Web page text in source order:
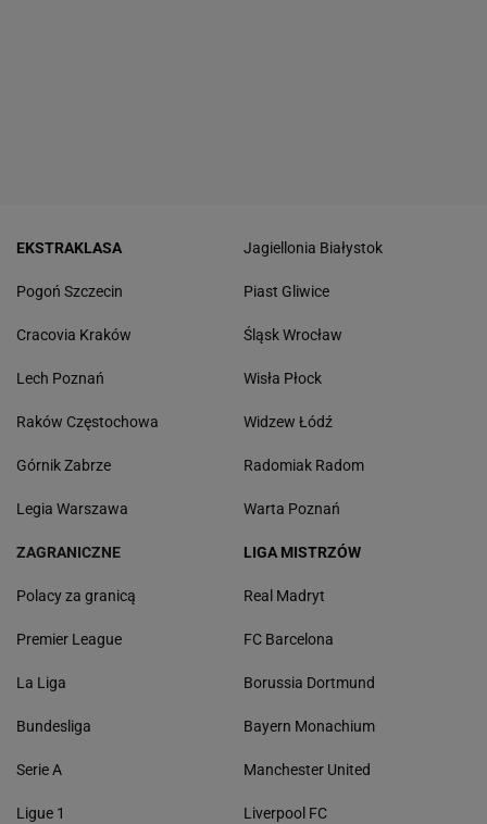
EKSTRAKLASA
Pogoń Szczecin
Cracovia Kraków
Lech Poznań
Raków Częstochowa
Górnik Zabrze
Legia Warszawa
Jagiellonia Białystok
Piast Gliwice
Śląsk Wrocław
Wisła Płock
Widzew Łódź
Radomiak Radom
Warta Poznań
ZAGRANICZNE
Polacy za granicą
Premier League
La Liga
Bundesliga
Serie A
Ligue 1
LIGA MISTRZÓW
Real Madryt
FC Barcelona
Borussia Dortmund
Bayern Monachium
Manchester United
Liverpool FC